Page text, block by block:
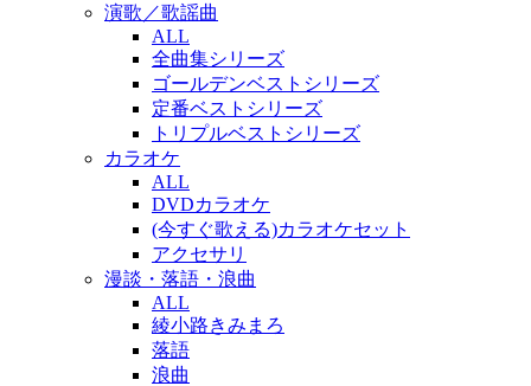
演歌／歌謡曲
ALL
全曲集シリーズ
ゴールデンベストシリーズ
定番ベストシリーズ
トリプルベストシリーズ
カラオケ
ALL
DVDカラオケ
(今すぐ歌える)カラオケセット
アクセサリ
漫談・落語・浪曲
ALL
綾小路きみまろ
落語
浪曲